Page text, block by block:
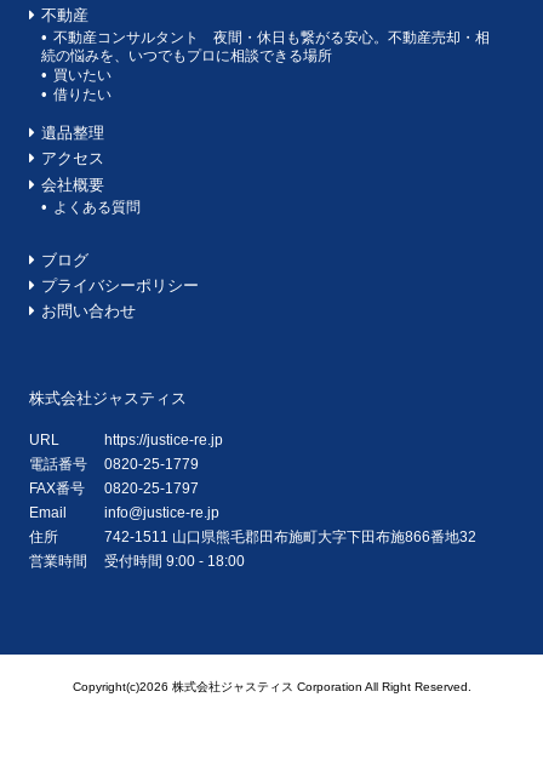
不動産
不動産コンサルタント 夜間・休日も繋がる安心。不動産売却・相
続の悩みを、いつでもプロに相談できる場所
買いたい
借りたい
遺品整理
アクセス
会社概要
よくある質問
ブログ
プライバシーポリシー
お問い合わせ
株式会社ジャスティス
URL
https://justice-re.jp
電話番号
0820-25-1779
FAX番号
0820-25-1797
Email
info@justice-re.jp
住所
742-1511 山口県熊毛郡田布施町大字下田布施866番地32
営業時間
受付時間 9:00 - 18:00
Copyright(c)2026 株式会社ジャスティス Corporation All Right Reserved.